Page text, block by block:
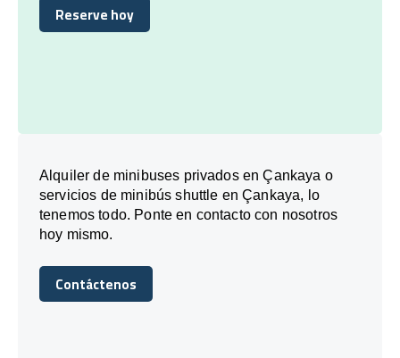
Reserve hoy
Reserve hoy
Alquiler de minibuses privados en Çankaya o
servicios de minibús shuttle en Çankaya, lo
tenemos todo. Ponte en contacto con nosotros
hoy mismo.
Contáctenos
Contáctenos